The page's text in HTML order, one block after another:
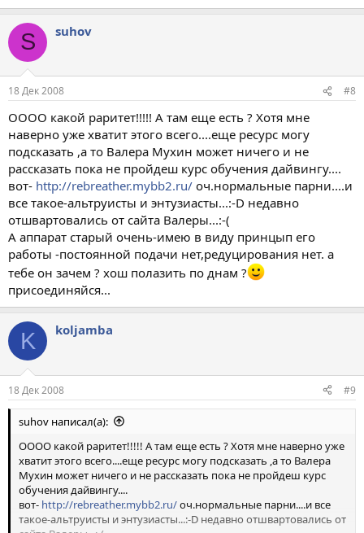
S suhov
18 Дек 2008 #8
ОООО какой раритет!!!!! А там еще есть ? Хотя мне
наверно уже хватит этого всего....еще ресурс могу
подсказать ,а то Валера Мухин может ничего и не
рассказать пока не пройдеш курс обучения дайвингу....
вот- http://rebreather.mybb2.ru/ оч.нормальные парни....и
все такое-альтруисты и энтузиасты...:-D недавно
отшвартовались от сайта Валеры...:-(
А аппарат старый очень-имею в виду принцып его
работы -постоянной подачи нет,редуцирования нет. а
тебе он зачем ? хош полазить по днам ?
присоединяйся...
K koljamba
18 Дек 2008 #9
suhov написал(а):
ОООО какой раритет!!!!! А там еще есть ? Хотя мне наверно уже
хватит этого всего....еще ресурс могу подсказать ,а то Валера
Мухин может ничего и не рассказать пока не пройдеш курс
обучения дайвингу....
вот- http://rebreather.mybb2.ru/оч.нормальные парни....и все
такое-альтруисты и энтузиасты...:-D недавно отшвартовались от